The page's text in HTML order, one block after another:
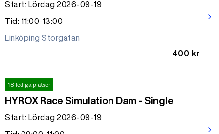
Start: Lördag 2026-09-19
Tid: 11:00-13:00
Linköping Storgatan
400 kr
arrow_forward_ios
18 lediga platser
HYROX Race Simulation Dam - Single
Start: Lördag 2026-09-19
arrow_forward_ios